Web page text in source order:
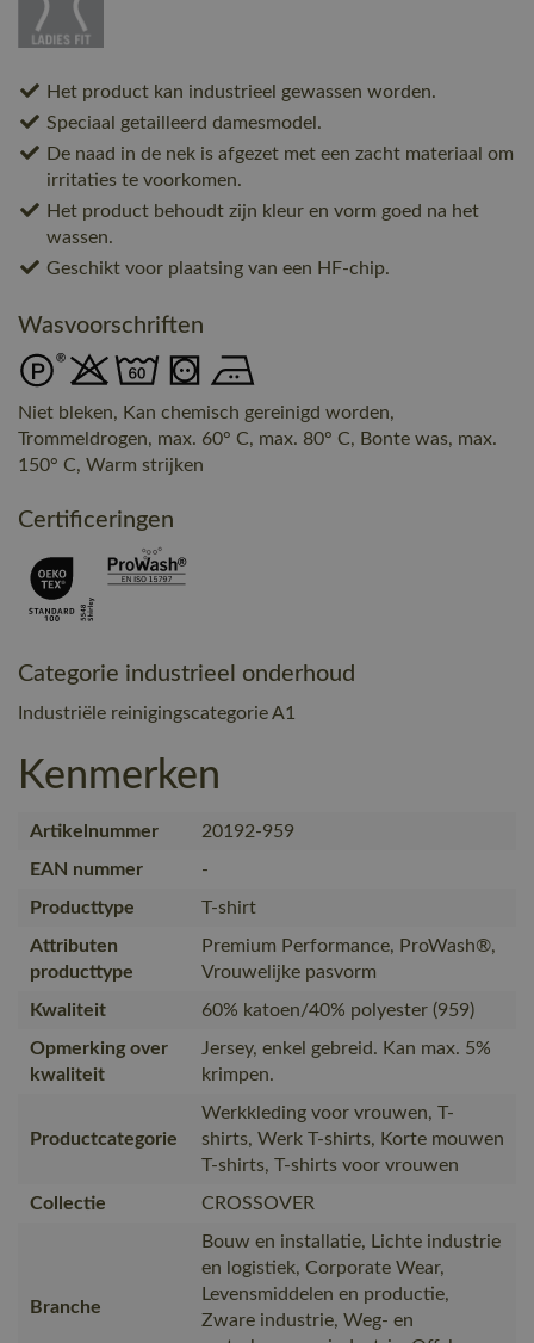
Het product kan industrieel gewassen worden.
Speciaal getailleerd damesmodel.
De naad in de nek is afgezet met een zacht materiaal om
irritaties te voorkomen.
Het product behoudt zijn kleur en vorm goed na het
wassen.
Geschikt voor plaatsing van een HF-chip.
Wasvoorschriften
Niet bleken, Kan chemisch gereinigd worden,
Trommeldrogen, max. 60° C, max. 80° C, Bonte was, max.
150° C, Warm strijken
Certificeringen
Categorie industrieel onderhoud
Industriële reinigingscategorie A1
Kenmerken
Artikelnummer
20192-959
EAN nummer
-
Producttype
T-shirt
Attributen
producttype
Premium Performance, ProWash®,
Vrouwelijke pasvorm
Kwaliteit
60% katoen/40% polyester (959)
Opmerking over
kwaliteit
Jersey, enkel gebreid. Kan max. 5%
krimpen.
Productcategorie
Werkkleding voor vrouwen, T-
shirts, Werk T-shirts, Korte mouwen
T-shirts, T-shirts voor vrouwen
Collectie
CROSSOVER
Branche
Bouw en installatie, Lichte industrie
en logistiek, Corporate Wear,
Levensmiddelen en productie,
Zware industrie, Weg- en